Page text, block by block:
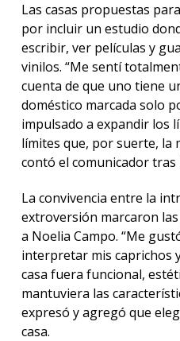
Las casas propuestas
por incluir un estudio
escribir, ver películas y
vinilos. “Me sentí
cuenta de que uno tiene
doméstico marcada solo
impulsado a expandir los
límites que, por suerte, la
contó el comunicador
La convivencia entre la
extroversión marcaron
a Noelia Campo. “Me
interpretar mis caprichos
casa fuera funcional,
mantuviera las
expresó y agregó que
casa.